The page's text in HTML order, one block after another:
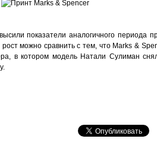
показатели аналогичного периода
можно сравнить с тем, что Marks &
в котором модель Натали Сулиман